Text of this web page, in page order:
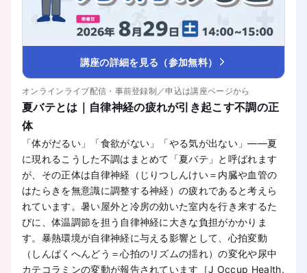
講座の詳細を見る（参加無料）
オンラインライブ配信・事前登録制／申込は講座ページから
夏バテとは｜自律神経の疲れが引き起こす不調の正
体
「体がだるい」「食欲がない」「やる気が出ない」——夏
に現れるこうした不調はまとめて「夏バテ」と呼ばれます
が、その正体は自律神経（じりつしんけい＝内臓や血管の
はたらきを無意識に調整する神経）の疲れであると考えら
れています。暑い屋外と冷房の効いた室内を行き来するた
びに、体温調節を担う自律神経に大きな負担がかかりま
す。暴熱環境が自律神経に与える影響として、心拍変動
（しんぱくへんどう＝心拍のリズムの揺れ）の変化や尿中
カテコラミンの変動が報告されています［J Occup Health.